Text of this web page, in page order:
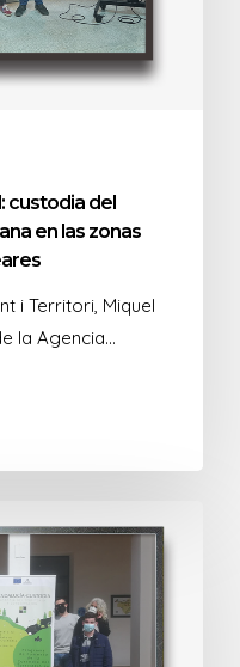
custodia del
en las zonas
i Territori, Miquel
la Agencia…